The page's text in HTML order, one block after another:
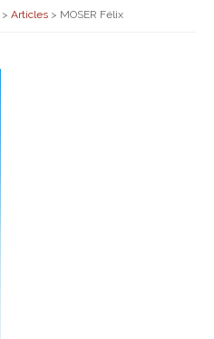
> Articles > MOSER Félix